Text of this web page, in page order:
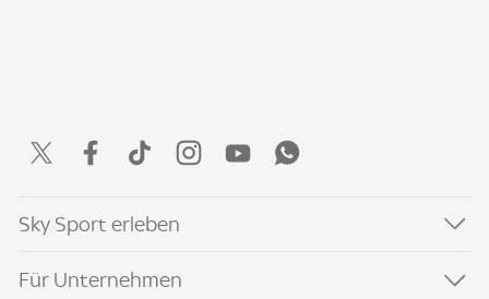
Sky Sport erleben
Für Unternehmen